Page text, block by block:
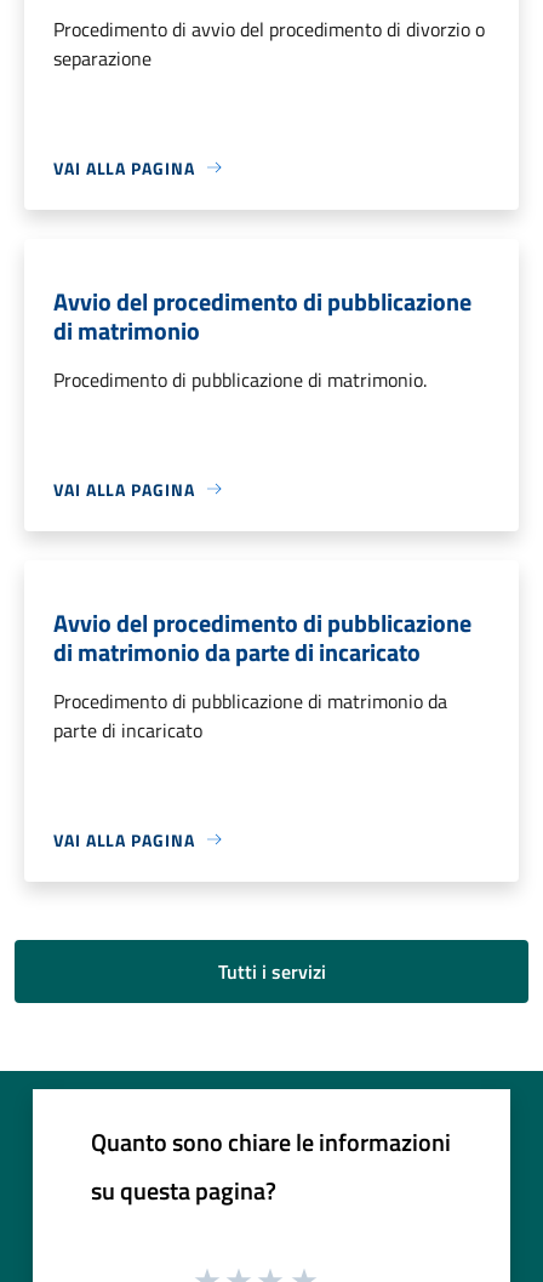
Procedimento di avvio del procedimento di divorzio o
separazione
VAI ALLA PAGINA
Avvio del procedimento di pubblicazione
di matrimonio
Procedimento di pubblicazione di matrimonio.
VAI ALLA PAGINA
Avvio del procedimento di pubblicazione
di matrimonio da parte di incaricato
Procedimento di pubblicazione di matrimonio da
parte di incaricato
VAI ALLA PAGINA
Tutti i servizi
Quanto sono chiare le informazioni
su questa pagina?